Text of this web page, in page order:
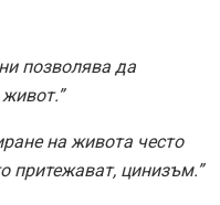
позволява да
на живота често
притежават, цинизъм.”